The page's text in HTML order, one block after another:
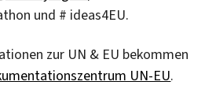
und # ideas4EU.
zur UN & EU bekommen
UN-EU.